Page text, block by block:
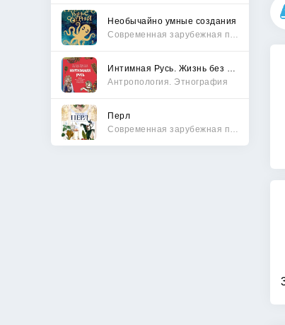
Необычайно умные создания
Антропология. Этнография
Перл